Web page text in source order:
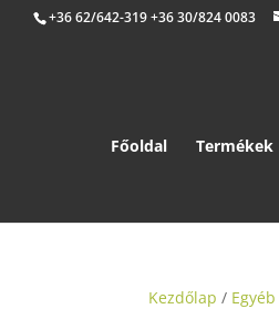
+36 62/642-319 +36 30/824 0083
Főoldal Termékek
Kezdőlap / Egyéb